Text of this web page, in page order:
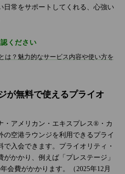
日常をサポートしてくれる、心強い
ください
は？魅力的なサービス内容や使い方を
が無料で使えるプライオ
・アメリカン・エキスプレス®・カ
の空港ラウンジを利用できるプライ
入会できます。プライオリティ・
かかり、例えば「プレステージ」
会費がかかります。（2025年12月